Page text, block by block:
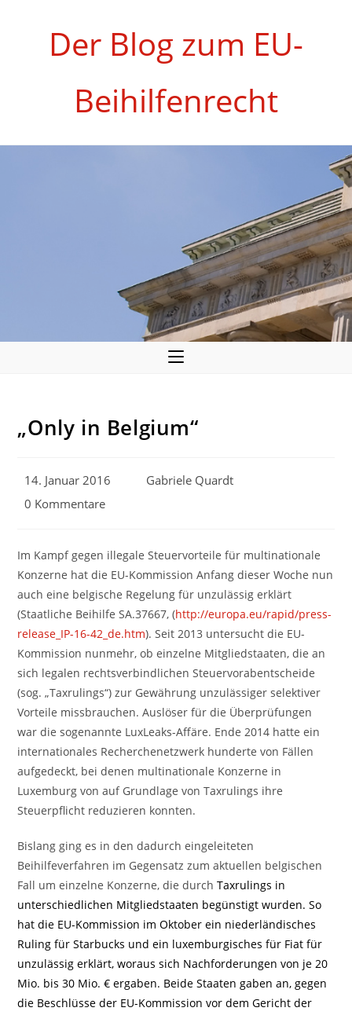
Der Blog zum EU-
Beihilfenrecht
„Only in Belgium“
Beitrag
14. Januar 2016
Beitrags-
Gabriele Quardt
Beitrags-
0 Kommentare
Im Kampf gegen illegale Steuervorteile für multinationale
Konzerne hat die EU-Kommission Anfang dieser Woche nun
auch eine belgische Regelung für unzulässig erklärt
(Staatliche Beihilfe SA.37667, (http://europa.eu/rapid/press-
release_IP-16-42_de.htm). Seit 2013 untersucht die EU-
Kommission nunmehr, ob einzelne Mitgliedstaaten, die an
sich legalen rechtsverbindlichen Steuervorabentscheide
(sog. „Taxrulings“) zur Gewährung unzulässiger selektiver
Vorteile missbrauchen. Auslöser für die Überprüfungen
war die sogenannte LuxLeaks-Affäre. Ende 2014 hatte ein
internationales Recherchenetzwerk hunderte von Fällen
aufgedeckt, bei denen multinationale Konzerne in
Luxemburg von auf Grundlage von Taxrulings ihre
Steuerpflicht reduzieren konnten.
Bislang ging es in den dadurch eingeleiteten
Beihilfeverfahren im Gegensatz zum aktuellen belgischen
Fall um einzelne Konzerne, die durchTaxrulings in
unterschiedlichen Mitgliedstaaten begünstigt wurden. So
hat die EU-Kommission im Oktober ein niederländisches
Ruling für Starbucks und ein luxemburgisches für Fiat für
unzulässig erklärt, woraus sich Nachforderungen von je 20
Mio. bis 30 Mio. € ergaben. Beide Staaten gaben an, gegen
die Beschlüsse der EU-Kommission vor dem Gericht der